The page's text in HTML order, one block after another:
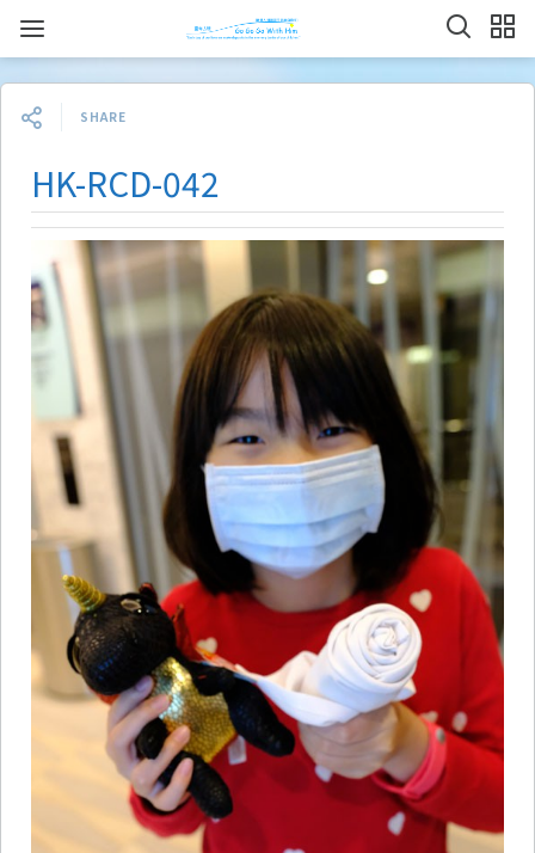
SHARE
HK-RCD-042